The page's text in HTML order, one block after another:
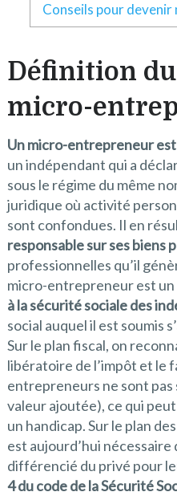
Conseils pour
Définition
micro-
Un micro-entrepreneur
un indépendant qui a
sous le régime du même
juridique où activité
sont confondues. Il en
responsable sur ses biens
professionnelles qu’il
micro-entrepreneur est un
à la sécurité sociale des
social auquel il est soumis
Sur le plan fiscal, on
libératoire de l’impôt et le
entrepreneurs ne sont pas
valeur ajoutée), ce qui
un handicap. Sur le plan
est aujourd’hui nécessaire
différencié du privé pour
4 du code de la Sécurité